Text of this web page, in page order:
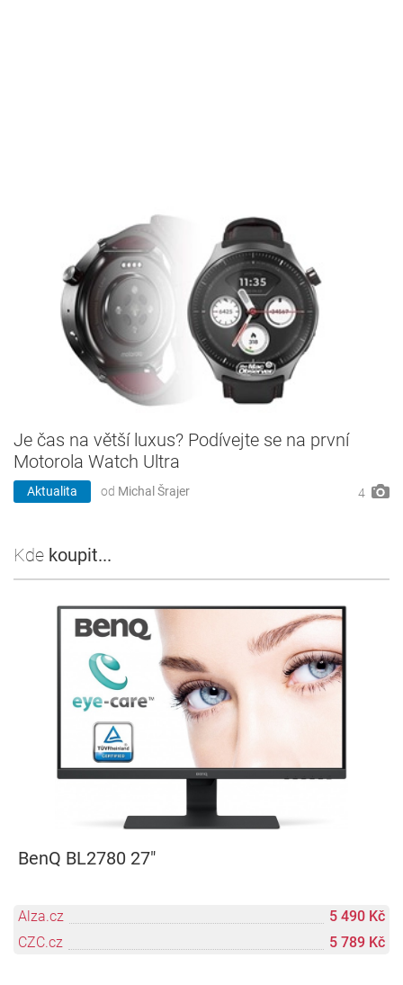
Je čas na větší luxus? Podívejte se na první
Motorola Watch Ultra
Aktualita od Michal Šrajer 4
Kde koupit...
BenQ BL2780 27"
Alza.cz
5 490 Kč
CZC.cz
5 789 Kč